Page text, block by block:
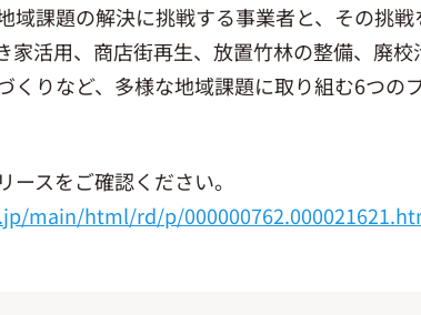
域課題の解決に挑戦する事業者と、その挑
家活用、商店街再生、放置竹林の整備、廃
くりなど、多様な地域課題に取り組む6つの
ースをご確認ください。
main/html/rd/p/